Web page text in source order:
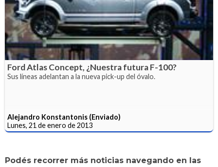
Ford Atlas Concept, ¿Nuestra futura F-100?
Sus líneas adelantan a la nueva pick-up del óvalo.
Alejandro Konstantonis (Enviado)
Lunes, 21 de enero de 2013
Podés recorrer más noticias navegando en las